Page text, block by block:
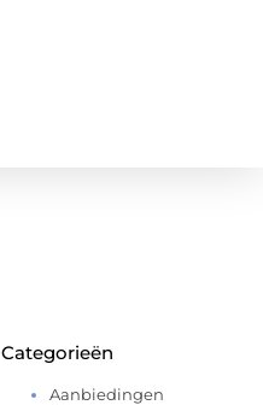
Categorieën
Aanbiedingen